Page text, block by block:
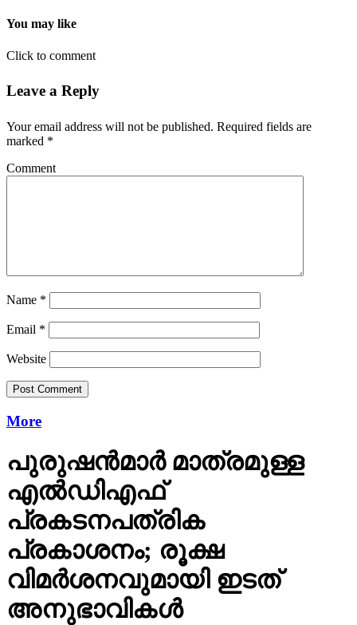
You may like
Click to comment
Leave a Reply
Your email address will not be published. Required fields are
marked *
Comment
Name *
Email *
Website
More
പുരുഷന്‍മാര്‍ മാത്രമുള്ള
എല്‍ഡിഎഫ്
പ്രകടനപത്രിക
പ്രകാശനം; രൂക്ഷ
വിമര്‍ശനവുമായി ഇടത്
അനുഭാവികൾ